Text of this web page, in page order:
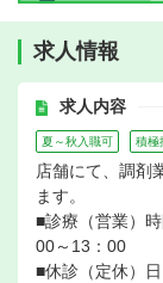
求人情報
求人内容
夏～秋入職可 積極
店舗にて、調剤
ます。
■診療（営業）
00～13：00
■休診（定休）